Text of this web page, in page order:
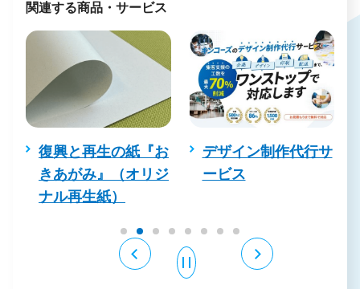
関連する商品・サービス
復興と再生の紙『お
きあがみ』（オリジ
ナル再生紙）
デザイン制作代行サ
ービス